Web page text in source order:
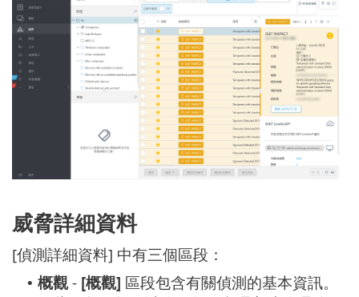
威脅詳細資料
[偵測詳細資料] 中有三個區段：
• 概觀- [概觀] 區段包含有關偵測的基本資訊。